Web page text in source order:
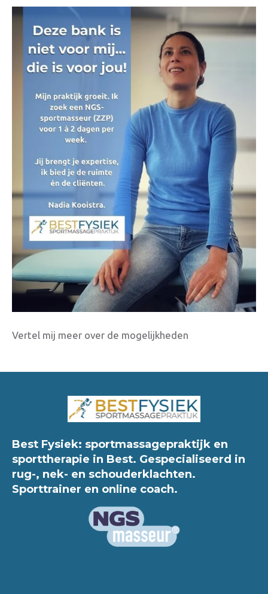
Vertel mij meer over de mogelijkheden
Best Fysiek: sportmassagepraktijk en
sporttherapie in Best. Gespecialiseerd in
rug-, nek- en schouderklachten.
Sporttrainer en online coach.